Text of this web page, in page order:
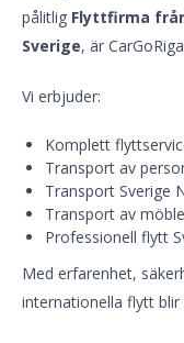
pålitlig Flyttfirma
Sverige, är
Vi erbjuder:
Komplett
Transport av
Transport Sverige
Transport av
Professionell flytt
Med erfarenhet,
internationella flytt